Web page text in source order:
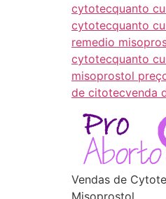
cytotecquanto
cytotecquanto
remedio
cytotecquanto
misoprostol
de citotecvenda
Vendas de
Misoprostol